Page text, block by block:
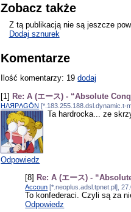
Zobacz także
Z tą publikacją nie są jeszcze
Dodaj sznurek
Komentarze
Ilość komentarzy: 19dodaj
[1] Re: A (エース) - “Absolute
HΛЯPΛGŌN [*.183.255.188.dsl.dynamic.t-
Ta hardrocka... ze
Odpowiedz
[8] Re: A (エース) -
Accoun [*.neoplus.adsl.tpnet.pl],
To konfederaci. Czyli są za
Odpowiedz